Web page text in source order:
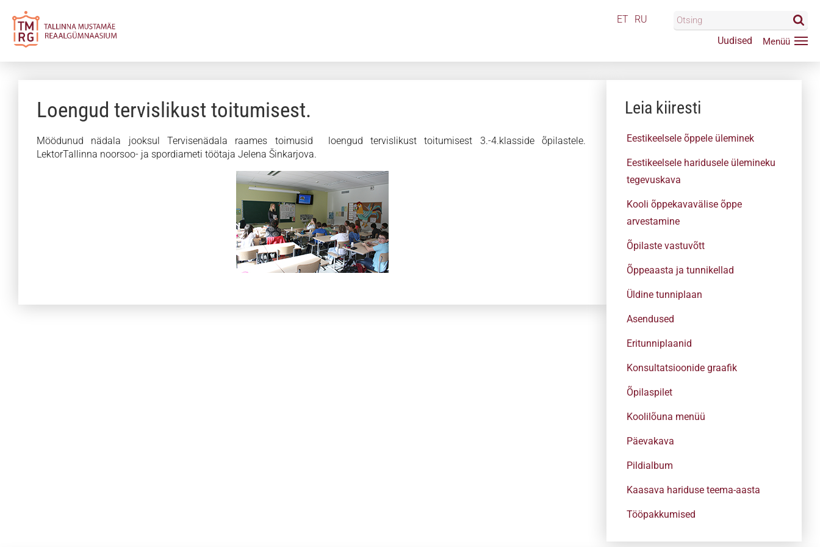
ET RU
Uudised
Loengud tervislikust toitumisest.
Möödunud nädala jooksul Tervisenädala raames toimusid loengud tervislikust toitumisest 3.-4.klasside õpilastele.
LektorTallinna noorsoo- ja spordiameti töötaja Jelena Šinkarjova.
Leia kiiresti
Eestikeelsele õppele üleminek
Eestikeelsele haridusele ülemineku
tegevuskava
Kooli õppekavavälise õppe
arvestamine
Õpilaste vastuvõtt
Õppeaasta ja tunnikellad
Üldine tunniplaan
Asendused
Eritunniplaanid
Konsultatsioonide graafik
Õpilaspilet
Koolilõuna menüü
Päevakava
Pildialbum
Kaasava hariduse teema-aasta
Tööpakkumised